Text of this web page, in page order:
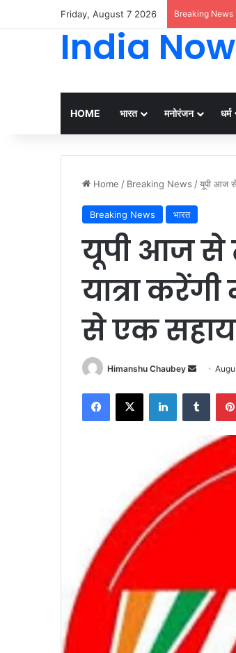
Friday, August 7 2026 Breaking News
India
HOME भारत मनोरंजन धर्म
Home / Breaking News /यूपी आज से
Breaking News भारत
यूपी आज से
यात्रा
से एक
Himanshu Chaubey